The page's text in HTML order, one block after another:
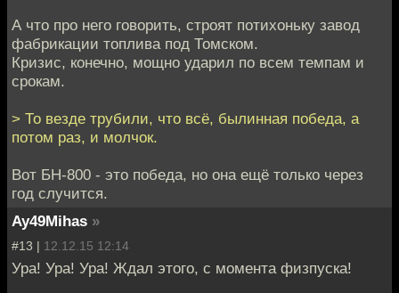
А что про него говорить, строят потихоньку завод
фабрикации топлива под Томском.
Кризис, конечно, мощно ударил по всем темпам и
срокам.
> То везде трубили, что всё, былинная победа, а
потом раз, и молчок.
Вот БН-800 - это победа, но она ещё только через
год случится.
Ay49Mihas »
#13 | 12.12.15 12:14
Ура! Ура! Ура! Ждал этого, с момента физпуска!